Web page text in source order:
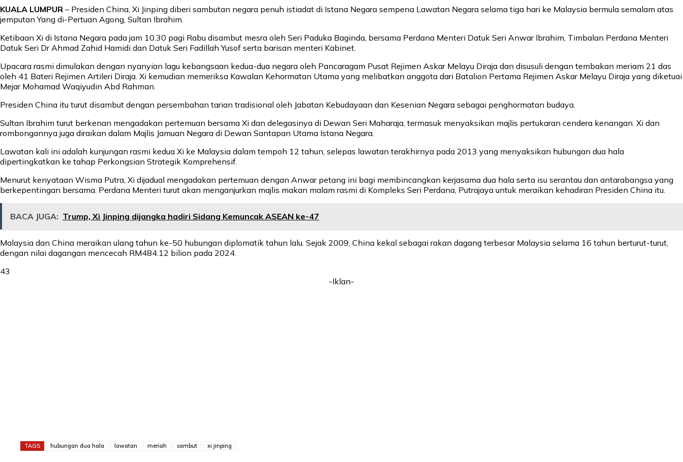
KUALA LUMPUR – Presiden China, Xi Jinping diberi sambutan negara penuh istiadat di Istana Negara sempena Lawatan Negara selama tiga hari ke Malaysia bermula semalam atas
jemputan Yang di-Pertuan Agong, Sultan Ibrahim.
Ketibaan Xi di Istana Negara pada jam 10.30 pagi Rabu disambut mesra oleh Seri Paduka Baginda, bersama Perdana Menteri Datuk Seri Anwar Ibrahim, Timbalan Perdana Menteri
Datuk Seri Dr Ahmad Zahid Hamidi dan Datuk Seri Fadillah Yusof serta barisan menteri Kabinet.
Upacara rasmi dimulakan dengan nyanyian lagu kebangsaan kedua-dua negara oleh Pancaragam Pusat Rejimen Askar Melayu Diraja dan disusuli dengan tembakan meriam 21 das
oleh 41 Bateri Rejimen Artileri Diraja. Xi kemudian memeriksa Kawalan Kehormatan Utama yang melibatkan anggota dari Batalion Pertama Rejimen Askar Melayu Diraja yang diketuai
Mejar Mohamad Waqiyudin Abd Rahman.
Presiden China itu turut disambut dengan persembahan tarian tradisional oleh Jabatan Kebudayaan dan Kesenian Negara sebagai penghormatan budaya.
Sultan Ibrahim turut berkenan mengadakan pertemuan bersama Xi dan delegasinya di Dewan Seri Maharaja, termasuk menyaksikan majlis pertukaran cendera kenangan. Xi dan
rombongannya juga diraikan dalam Majlis Jamuan Negara di Dewan Santapan Utama Istana Negara.
Lawatan kali ini adalah kunjungan rasmi kedua Xi ke Malaysia dalam tempoh 12 tahun, selepas lawatan terakhirnya pada 2013 yang menyaksikan hubungan dua hala
dipertingkatkan ke tahap Perkongsian Strategik Komprehensif.
Menurut kenyataan Wisma Putra, Xi dijadual mengadakan pertemuan dengan Anwar petang ini bagi membincangkan kerjasama dua hala serta isu serantau dan antarabangsa yang
berkepentingan bersama. Perdana Menteri turut akan menganjurkan majlis makan malam rasmi di Kompleks Seri Perdana, Putrajaya untuk meraikan kehadiran Presiden China itu.
BACA JUGA: Trump, Xi Jinping dijangka hadiri Sidang Kemuncak ASEAN ke-47
Malaysia dan China meraikan ulang tahun ke-50 hubungan diplomatik tahun lalu. Sejak 2009, China kekal sebagai rakan dagang terbesar Malaysia selama 16 tahun berturut-turut,
dengan nilai dagangan mencecah RM484.12 bilion pada 2024.
43
-Iklan-
TAGS hubungan dua hala lawatan meriah sambut xi jinping